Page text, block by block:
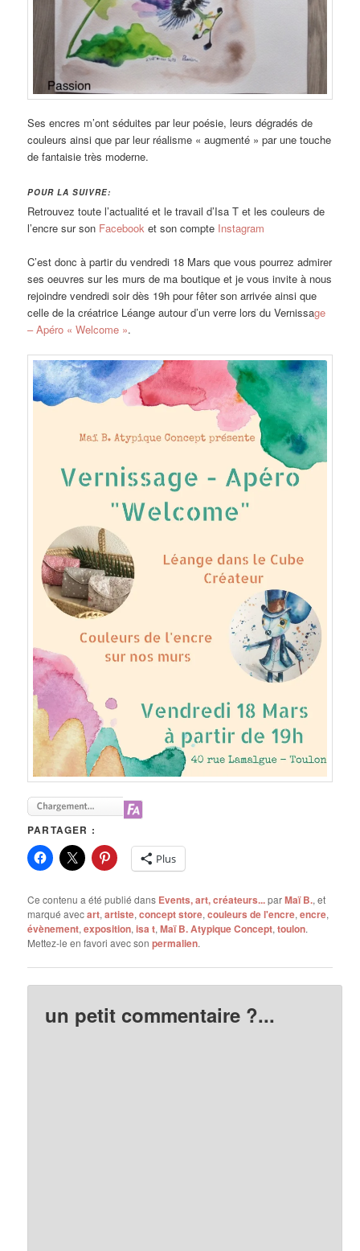
Ses encres m’ont séduites par leur poésie, leurs dégradés de
couleurs ainsi que par leur réalisme « augmenté » par une touche
de fantaisie très moderne.
POUR LA SUIVRE:
Retrouvez toute l’actualité et le travail d’Isa T et les couleurs de
l’encre sur son Facebook et son compte Instagram
C’est donc à partir du vendredi 18 Mars que vous pourrez admirer
ses oeuvres sur les murs de ma boutique et je vous invite à nous
rejoindre vendredi soir dès 19h pour fêter son arrivée ainsi que
celle de la créatrice Léange autour d’un verre lors du Vernissage
– Apéro « Welcome ».
PARTAGER :
Plus
Ce contenu a été publié dans Events, art, créateurs...parMaï B., et
marqué avecart,artiste,concept store,couleurs de l'encre,encre,
évènement,exposition,isa t,Maï B. Atypique Concept,toulon.
Mettez-le en favori avec sonpermalien.
un petit commentaire ?...